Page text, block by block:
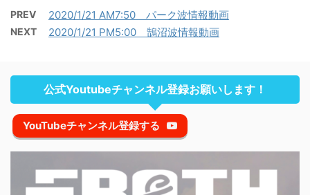
PREV 2020/1/21 AM7:50 パーク波情報動画
NEXT 2020/1/21 PM5:00 鵠沼波情報動画
公式Youtubeチャンネル登録お願いします！
YouTubeチャンネル登録する